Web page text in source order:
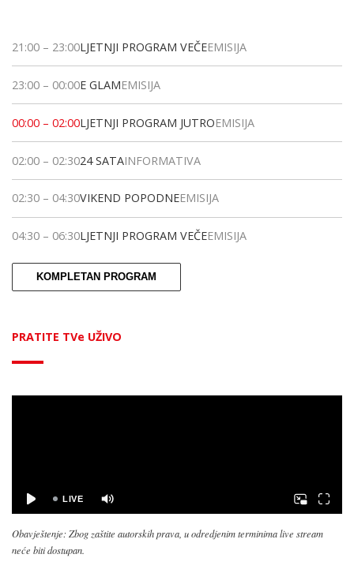
21:00 – 23:00LJETNJI PROGRAM VEČEEMISIJA
23:00 – 00:00E GLAMEMISIJA
00:00 – 02:00LJETNJI PROGRAM JUTROEMISIJA
02:00 – 02:3024 SATAINFORMATIVA
02:30 – 04:30VIKEND POPODNEEMISIJA
04:30 – 06:30LJETNJI PROGRAM VEČEEMISIJA
KOMPLETAN PROGRAM
PRATITE TVe UŽIVO
Obavještenje: Zbog zaštite autorskih prava, u odredjenim terminima live stream
neće biti dostupan.